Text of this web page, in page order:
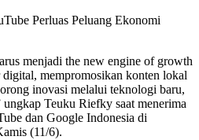
menjadi the new engine of growth
mempromosikan konten lokal
inovasi melalui teknologi baru,
ungkap Teuku Riefky saat menerima
dan Google Indonesia di
(11/6).